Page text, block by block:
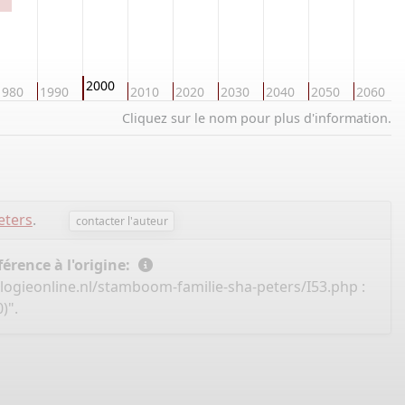
1990 2000 2010 2020 2030 2040 2050 2060
Cliquez sur le nom pour plus d'information.
. contacter l'auteur
à l'origine:
stamboom-familie-sha-peters/I53.php :